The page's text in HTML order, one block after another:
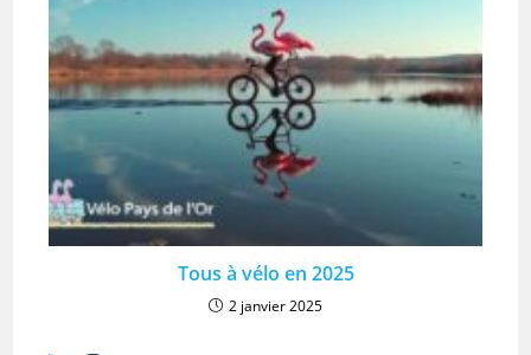
Tous à vélo en 2025
2 janvier 2025